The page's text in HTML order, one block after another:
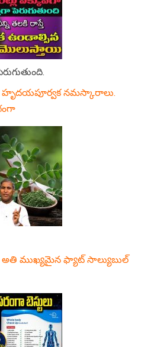
హృదయపూర్వక నమస్కారాలు.
ముఖ్యమైన ఫ్యాట్ సాల్యుబుల్